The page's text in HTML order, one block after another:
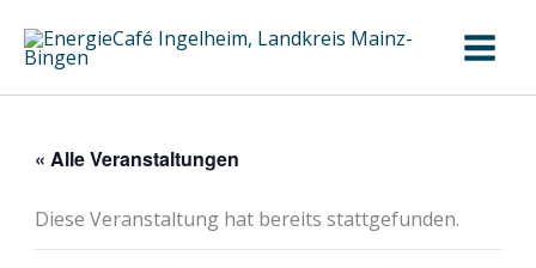
Inhalt
springen
« Alle Veranstaltungen
Diese Veranstaltung hat bereits stattgefunden.